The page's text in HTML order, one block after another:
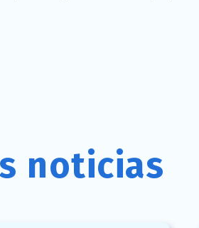
noticias